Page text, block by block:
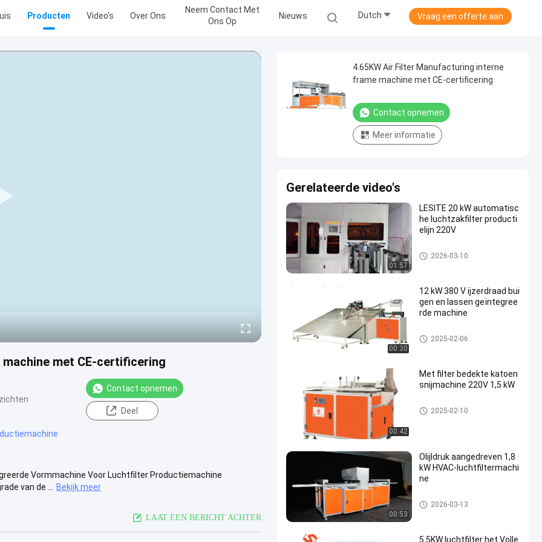
Producten Video's Over Ons
Neem Contact Met
Ons Op
Nieuws Dutch Vraag een offerte aan
met CE-certificering
Contact opnemen
Deel
Vormmachine Voor Luchtfilter Productiemachine
van de ...
Bekijk meer
LAAT EEN BERICHT ACHTER
4.65KW Air Filter Manufacturing interne
frame machine met CE-certificering
Contact opnemen
Meer informatie
Gerelateerde video's
01:57
LESITE 20 kW automatisc
he luchtzakfilter producti
elijn 220V
Luchtfilter die Machine maken
2026-03-10
00:30
12 kW 380 V ijzerdraad bui
gen en lassen geïntegree
rde machine
Luchtfilter die Machine maken
2025-02-06
00:42
Met filter bedekte katoen
snijmachine 220V 1,5 kW
Luchtfilter die Machine maken
2025-02-10
00:53
Olijldruk aangedreven 1,8
kW HVAC-luchtfiltermachi
ne
Luchtfilter die Machine maken
2026-03-13
5.5KW luchtfilter het Volle